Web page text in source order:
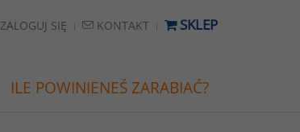
ZALOGUJ SIĘ KONTAKT SKLEP
ILE POWINIENEŚ ZARABIAĆ?